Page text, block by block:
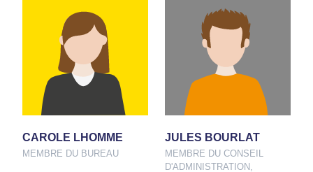
CAROLE LHOMME
MEMBRE DU BUREAU
JULES BOURLAT
MEMBRE DU CONSEIL
D'ADMINISTRATION,